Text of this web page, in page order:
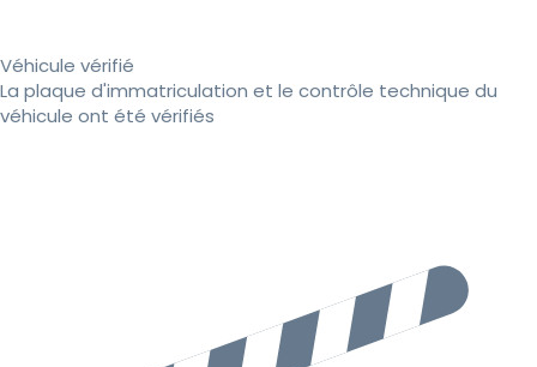
Véhicule vérifié
La plaque d'immatriculation et le contrôle technique du
véhicule ont été vérifiés